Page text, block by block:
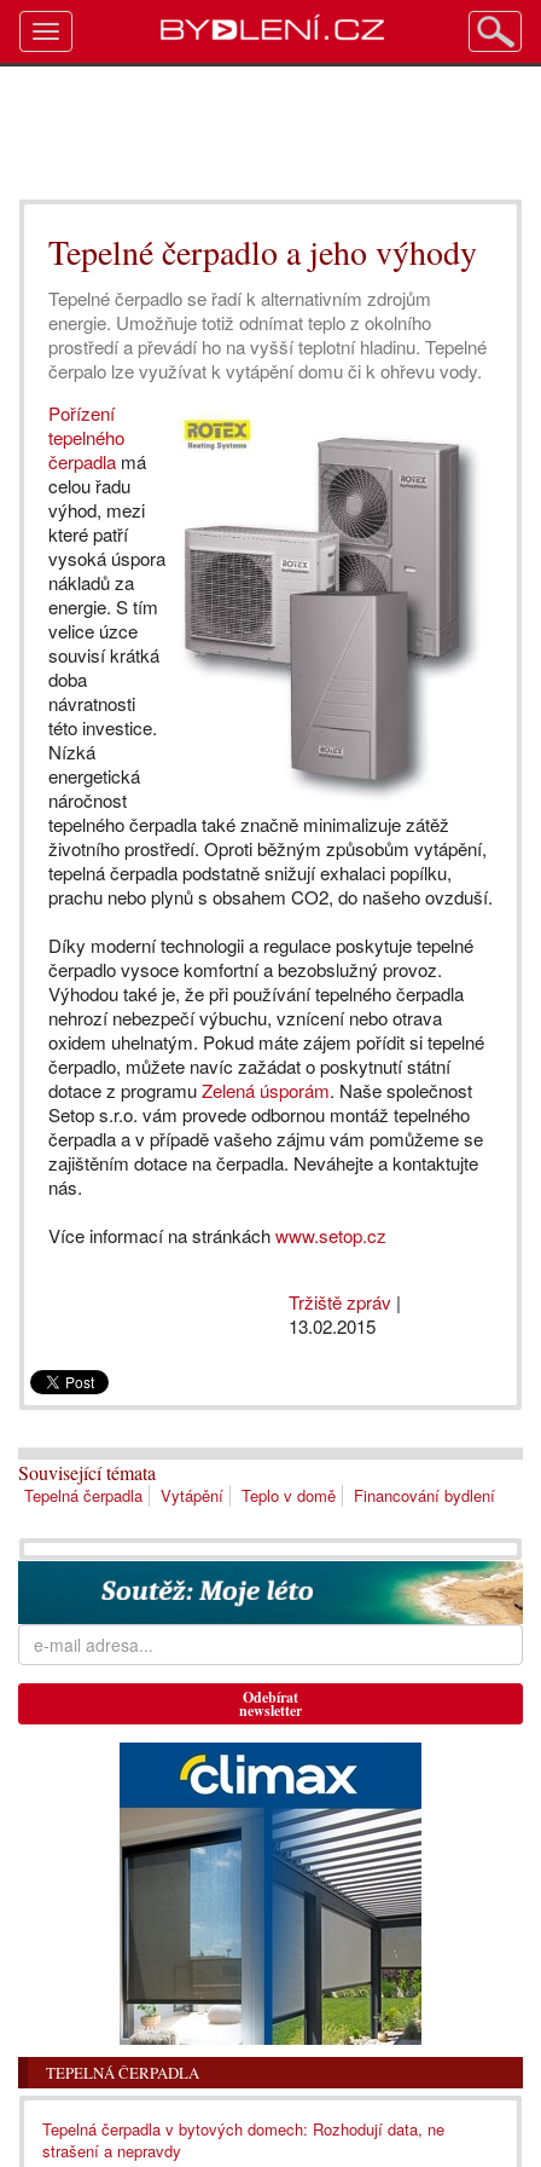
Tepelné čerpadlo a jeho výhody
Tepelné čerpadlo se řadí k alternativním zdrojům
energie. Umožňuje totiž odnímat teplo z okolního
prostředí a převádí ho na vyšší teplotní hladinu. Tepelné
čerpalo lze využívat k vytápění domu či k ohřevu vody.
Pořízení
tepelného
čerpadla má
celou řadu
výhod, mezi
které patří
vysoká úspora
nákladů za
energie. S tím
velice úzce
souvisí krátká
doba
návratnosti
této investice.
Nízká
energetická
náročnost
tepelného čerpadla také značně minimalizuje zátěž
životního prostředí. Oproti běžným způsobům vytápění,
tepelná čerpadla podstatně snižují exhalaci popílku,
prachu nebo plynů s obsahem CO2, do našeho ovzduší.
Díky moderní technologii a regulace poskytuje tepelné
čerpadlo vysoce komfortní a bezobslužný provoz.
Výhodou také je, že při používání tepelného čerpadla
nehrozí nebezpečí výbuchu, vznícení nebo otrava
oxidem uhelnatým. Pokud máte zájem pořídit si tepelné
čerpadlo, můžete navíc zažádat o poskytnutí státní
dotace z programuZelená úsporám. Naše společnost
Setop s.r.o. vám provede odbornou montáž tepelného
čerpadla a v případě vašeho zájmu vám pomůžeme se
zajištěním dotace na čerpadla. Neváhejte a kontaktujte
nás.
Více informací na stránkáchwww.setop.cz
Tržiště zpráv |
13.02.2015
Související témata
Tepelná čerpadla Vytápění Teplo v domě Financování bydlení
Odebírat
newsletter
TEPELNÁ ČERPADLA
Tepelná čerpadla v bytových domech: Rozhodují data, ne
strašení a nepravdy
Toggle
navigation